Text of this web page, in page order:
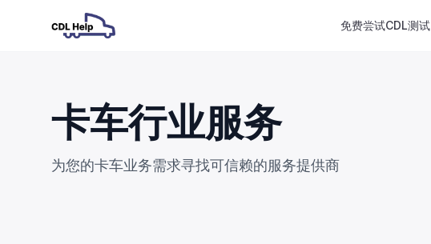
免费尝试CDL测试
卡车行业服务
为您的卡车业务需求寻找可信赖的服务提供商